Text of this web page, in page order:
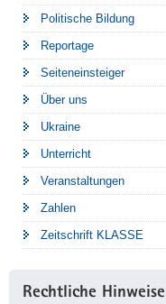
Politische Bildung
Reportage
Seiteneinsteiger
Über uns
Ukraine
Unterricht
Veranstaltungen
Zahlen
Zeitschrift KLASSE
Rechtliche Hinweise